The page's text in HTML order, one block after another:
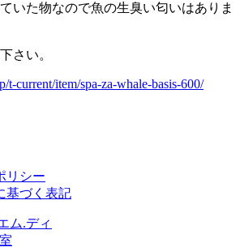
いた物なので魚の生臭い匂いはありま
さい。
t-current/item/spa-za-whale-basis-600/
リシー
基づく表記
ム.ディ